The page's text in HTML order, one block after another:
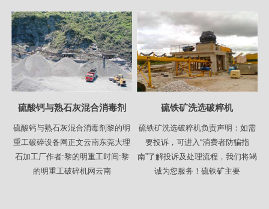
硫酸钙与熟石灰混合消毒剂
硫酸钙与熟石灰混合消毒剂黎的明
重工破碎设备网正文云南东莞大理
石加工厂作者:黎的明重工时间:黎
的明重工破碎机网云南
硫铁矿洗选破粹机
硫铁矿洗选破粹机负责声明：如需
要投诉，可进入“消费者防骗指
南”了解投诉及处理流程，我们将竭
诚为您服务！硫铁矿主要